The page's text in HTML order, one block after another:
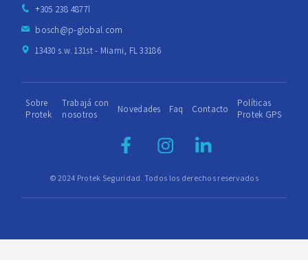
+305 238 4877l
bosch@p-global.com
13430 s.w. 131st - Miami, FL 33186
© 2024 Protek Seguridad. Todos los derechos reservados
Sobre
Protek
Trabajá con
nosotros
Novedades Faq Contacto
Políticas
Protek GPS